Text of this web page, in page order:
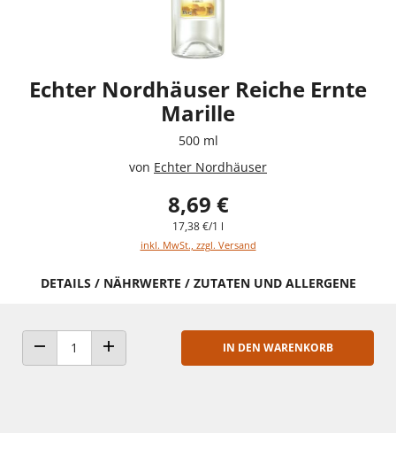
Echter Nordhäuser Reiche Ernte
Marille
500 ml
von Echter Nordhäuser
8,69 €
17,38 €/1 l
inkl. MwSt., zzgl. Versand
DETAILS / NÄHRWERTE / ZUTATEN UND ALLERGENE
ANZAHL VERRINGERNANZAHL ERHÖHEN
IN DEN WARENKORB